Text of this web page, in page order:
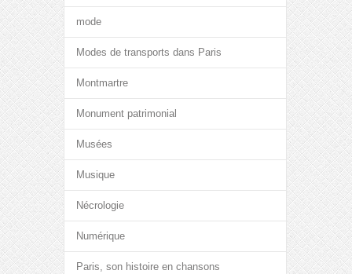
mode
Modes de transports dans Paris
Montmartre
Monument patrimonial
Musées
Musique
Nécrologie
Numérique
Paris, son histoire en chansons